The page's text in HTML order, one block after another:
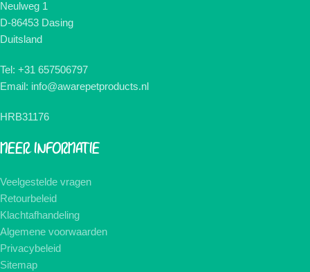
Neulweg 1
D-86453 Dasing
Duitsland
Tel: +31 657506797
Email: info@awarepetproducts.nl
HRB31176
MEER INFORMATIE
Veelgestelde vragen
Retourbeleid
Klachtafhandeling
Algemene voorwaarden
Privacybeleid
Sitemap